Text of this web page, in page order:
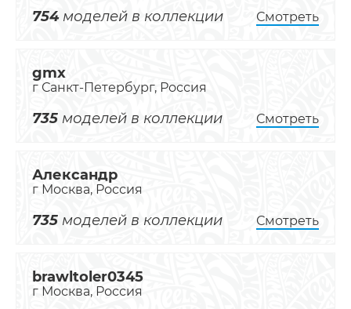
754моделей в коллекции Смотреть
gmx
г Санкт-Петербург, Россия
735 моделей в коллекции Смотреть
Александр
г Москва, Россия
735 моделей в коллекции Смотреть
brawltoler0345
г Москва, Россия